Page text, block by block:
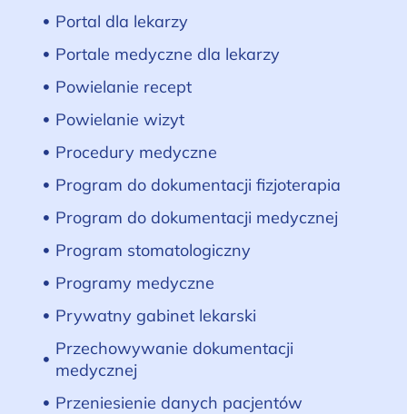
Portal dla lekarzy
Portale medyczne dla lekarzy
Powielanie recept
Powielanie wizyt
Procedury medyczne
Program do dokumentacji fizjoterapia
Program do dokumentacji medycznej
Program stomatologiczny
Programy medyczne
Prywatny gabinet lekarski
Przechowywanie dokumentacji
medycznej
Przeniesienie danych pacjentów